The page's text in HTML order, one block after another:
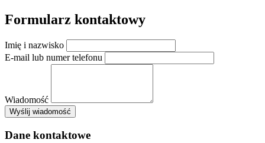
Formularz kontaktowy
Imię i nazwisko
E-mail lub numer telefonu
Wiadomość
Wyślij wiadomośćAMSA Sp. z o.o. - ul. Blokowa 8, Warszawa
+
Dane kontaktowe